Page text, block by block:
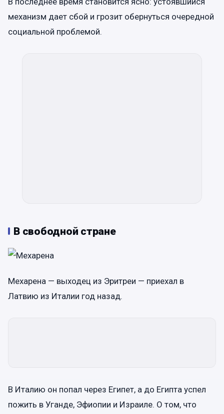
механизм дает сбой и грозит обернуться очередной
социальной проблемой.
В свободной стране
Мехарена — выходец из Эритреи — приехал в
Латвию из Италии год назад.
В Италию он попал через Египет, а до Египта успел
пожить в Уганде, Эфиопии и Израиле. О том, что